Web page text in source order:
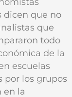
dicen que no
que
todo
de la
escuelas
por los grupos
en la